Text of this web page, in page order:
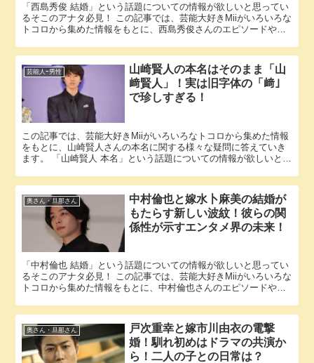
「西島秀俊 結婚」という話題についての情報が欲しいと思ってい
るそこのアナタ必見！ この記事では、芸能大好きMiiがいろいろな
トコロから集めた情報をもとに、西島秀俊さんのエピソードやパ
芸能人ｰ男性
山崎賢人の本名はそのまま「山
﨑賢人」！実は旧字体の「﨑」
で珍しすぎる！
この記事では、芸能大好きMiiがいろいろなトコロから集めた情報
をもとに、山崎賢人さんの本名に関する様々な疑問に答えていき
ます。 「山崎賢人 本名」という話題についての情報が欲しいと思
奥さん・旦那さん
中村倫也と嫁水卜麻美の結婚が
もたらす新しい波紋！彼らの関
係性が示すエンタメ界の未来！
「中村倫也 結婚」という話題についての情報が欲しいと思ってい
るそこのアナタ必見！ この記事では、芸能大好きMiiがいろいろな
トコロから集めた情報をもとに、中村倫也さんのエピソードやパ
奥さん・旦那さん
戸次重幸と嫁市川由衣の電撃
婚！馴れ初めはドラマの共演か
ら！二人の子との日常は？